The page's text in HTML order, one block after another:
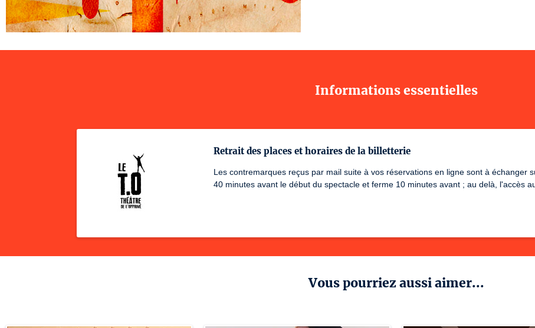
Vous pourriez aussi aimer...
Informations essentielles
Retrait des places et horaires de la billetterie
Les contremarques reçus par mail suite à vos réservations en ligne sont à échanger
40 minutes avant le début du spectacle et ferme 10 minutes avant ; au delà, l'accès